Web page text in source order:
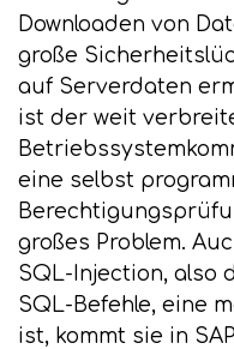
Downloaden von
große
auf Serverdaten
ist der weit
eine selbst
großes Problem.
SQL-Injection, also
SQL-Befehle, eine
ist, kommt sie in